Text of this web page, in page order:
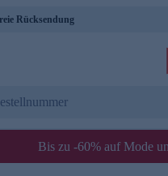
Rücksendung
Bis zu -60% auf Mode